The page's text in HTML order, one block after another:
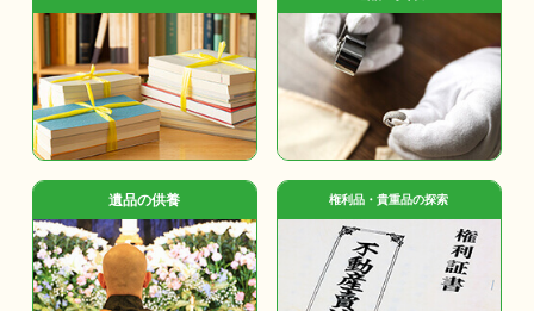
遺品の供養 権利品・貴重品の探索